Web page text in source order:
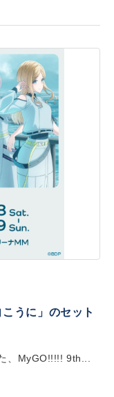
うに」のセット
、MyGO!!!!! 9th...